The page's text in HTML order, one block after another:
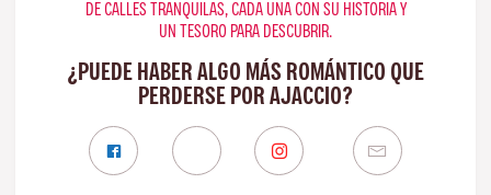
DE CALLES TRANQUILAS, CADA UNA CON SU HISTORIA Y
UN TESORO PARA DESCUBRIR.
¿PUEDE HABER ALGO MÁS ROMÁNTICO QUE
PERDERSE POR AJACCIO?